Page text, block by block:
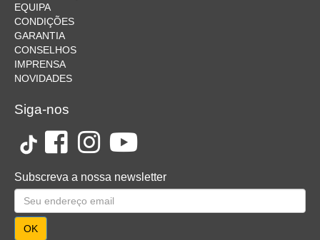
EQUIPA
CONDIÇÕES
GARANTIA
CONSELHOS
IMPRENSA
NOVIDADES
Siga-nos
Subscreva a nossa newsletter
OK